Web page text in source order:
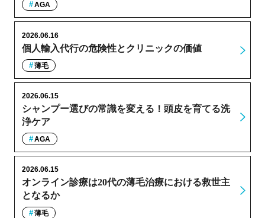
AGA
個人輸入代行の危険性とクリニックの価値
2026.06.16
薄毛
シャンプー選びの常識を変える！頭皮を育てる洗
浄ケア
2026.06.15
AGA
オンライン診療は20代の薄毛治療における救世主
となるか
2026.06.15
薄毛